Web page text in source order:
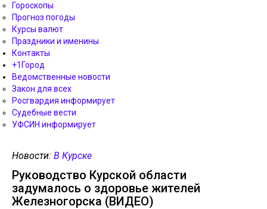
Гороскопы
Прогноз погоды
Курсы валют
Праздники и именины
Контакты
+1Город
Ведомственные новости
Закон для всех
Росгвардия информирует
Судебные вести
УФСИН информирует
Новости: В Курске
Руководство Курской области
задумалось о здоровье жителей
Железногорска (ВИДЕО)